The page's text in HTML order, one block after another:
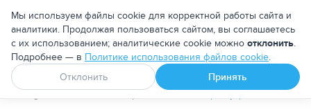
Москва
Апоквел Ветмедин От блох и клещей
PetDog Расходные материалы Катетер внутривенный
Мы используем файлы cookie для корректной работы сайта и
аналитики. Продолжая пользоваться сайтом, вы соглашаетесь
с их использованием; аналитические cookie можно отклонить.
Подробнее — в Политике использования файлов cookie.
Отклонить
Принять